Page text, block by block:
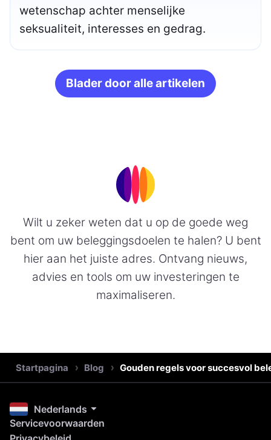
wetenschap achter menselijke
seksualiteit, interesses en gedrag.
Blader door alle artikelen
Wilt u zeker weten dat u op de goede weg
bent om uw beleggingsdoelen te halen? U bent
hier aan het juiste adres. Ontvang nieuws,
advies en tools om uw investeringen te
maximaliseren.
Startpagina Blog Gouden regels voor succesvol
Nederlands
Servicevoorwaarden